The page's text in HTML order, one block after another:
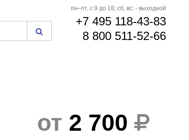
пн–пт, с 9 до 18; сб, вс: - выходной
+7 495 118-43-83
8 800 511-52-66
от 2 700